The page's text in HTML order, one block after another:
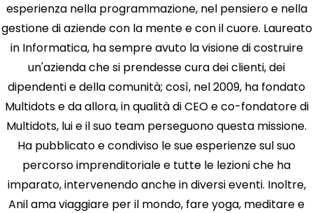
esperienza nella programmazione, nel pensiero e nella
gestione di aziende con la mente e con il cuore. Laureato
in Informatica, ha sempre avuto la visione di costruire
un'azienda che si prendesse cura dei clienti, dei
dipendenti e della comunità; così, nel 2009, ha fondato
Multidots e da allora, in qualità di CEO e co-fondatore di
Multidots, lui e il suo team perseguono questa missione.
Ha pubblicato e condiviso le sue esperienze sul suo
percorso imprenditoriale e tutte le lezioni che ha
imparato, intervenendo anche in diversi eventi. Inoltre,
Anil ama viaggiare per il mondo, fare yoga, meditare e